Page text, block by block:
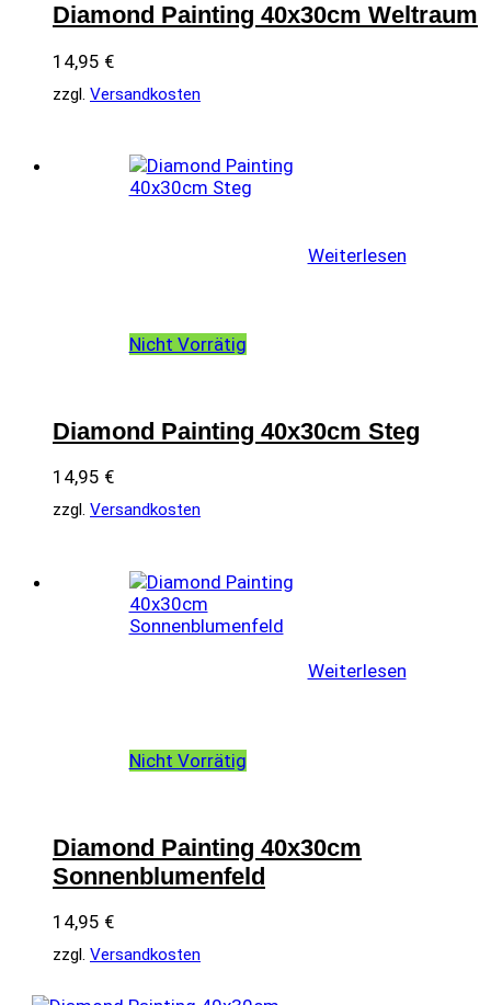
Diamond Painting 40x30cm Weltraum
14,95 €
zzgl. Versandkosten
Nicht Vorrätig
Weiterlesen
Diamond Painting 40x30cm Steg
14,95 €
zzgl. Versandkosten
Nicht Vorrätig
Weiterlesen
Diamond Painting 40x30cm
Sonnenblumenfeld
14,95 €
zzgl. Versandkosten